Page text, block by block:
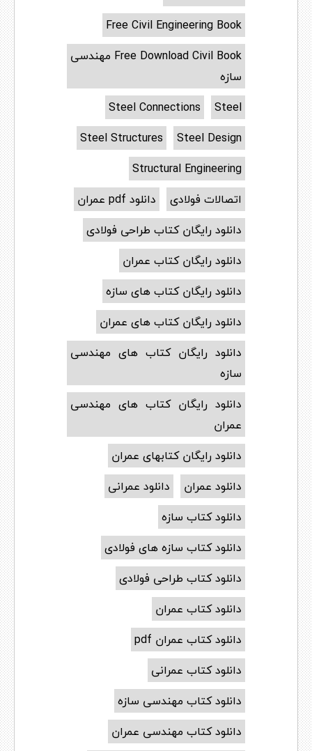
Free Civil Engineering Book
Free Download Civil Book مهندسی
سازه
Steel
Steel Connections
Steel Design
Steel Structures
Structural Engineering
اتصالات فولادی
دانلود pdf عمران
دانلود رایگان کتاب طراحی فولادی
دانلود رایگان کتاب عمران
دانلود رایگان کتاب های سازه
دانلود رایگان کتاب های عمران
دانلود رایگان کتاب های مهندسی
سازه
دانلود رایگان کتاب های مهندسی
عمران
دانلود رایگان کتابهای عمران
دانلود عمران
دانلود عمرانی
دانلود کتاب سازه
دانلود کتاب سازه های فولادی
دانلود کتاب طراحی فولادی
دانلود کتاب عمران
دانلود کتاب عمران pdf
دانلود کتاب عمرانی
دانلود کتاب مهندسی سازه
دانلود کتاب مهندسی عمران